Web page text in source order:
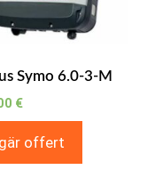
Symo 6.0-3-M
€
offert